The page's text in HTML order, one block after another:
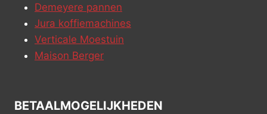
Demeyere pannen
Jura koffiemachines
Verticale Moestuin
Maison Berger
BETAALMOGELIJKHEDEN